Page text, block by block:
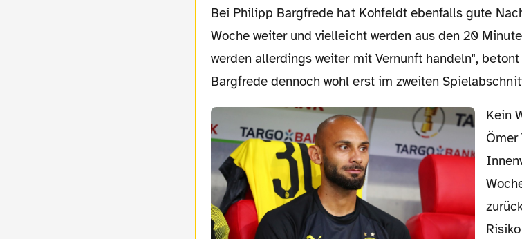
Bei Philipp Bargfrede hat Kohfeldt ebenfalls gute Nachrichten zu vermelden. „Er ist eine
Woche weiter und vielleicht werden aus den 20
werden allerdings weiter mit Vernunft handeln",
Bargfrede dennoch wohl erst im zweiten
Kein Wiedersehen wird es indes mit
Ömer